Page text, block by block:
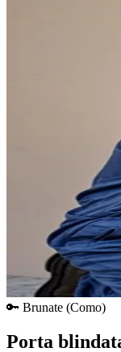
🔑 Brunate (Como)
Porta